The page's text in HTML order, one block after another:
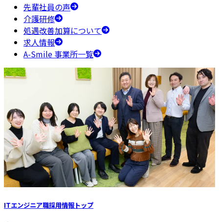
先輩社員の声
介護研修
処遇改善加算について
求人情報
A-Smile 事業所一覧
ITエンジニア職採用情報トップ